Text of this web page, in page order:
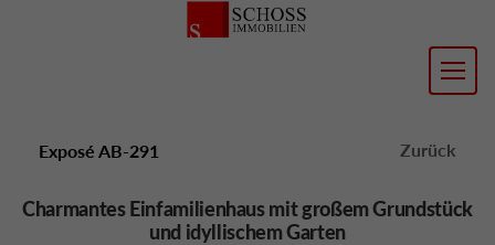
Exposé AB-291 Zurück
Charmantes Einfamilienhaus mit großem Grundstück
und idyllischem Garten